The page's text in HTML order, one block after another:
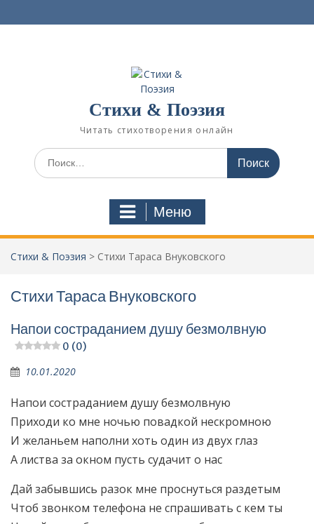
е
о
Стихи & Поэзия
Читать стихотворения онлайн
И
с
Меню
Стихи & Поэзия > Стихи Тараса Внуковского
Стихи Тараса Внуковского
Напои состраданием душу безмолвную
0 (0)
10.01.2020
Напои состраданием душу безмолвную
Приходи ко мне ночью повадкой нескромною
И желаньем наполни хоть один из двух глаз
А листва за окном пусть судачит о нас
Дай забывшись разок мне проснуться раздетым
Чтоб звонком телефона не спрашивать с кем ты